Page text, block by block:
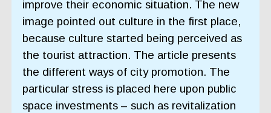
improve their economic situation. The new
image pointed out culture in the first place,
because culture started being perceived as
the tourist attraction. The article presents
the different ways of city promotion. The
particular stress is placed here upon public
space investments – such as revitalization